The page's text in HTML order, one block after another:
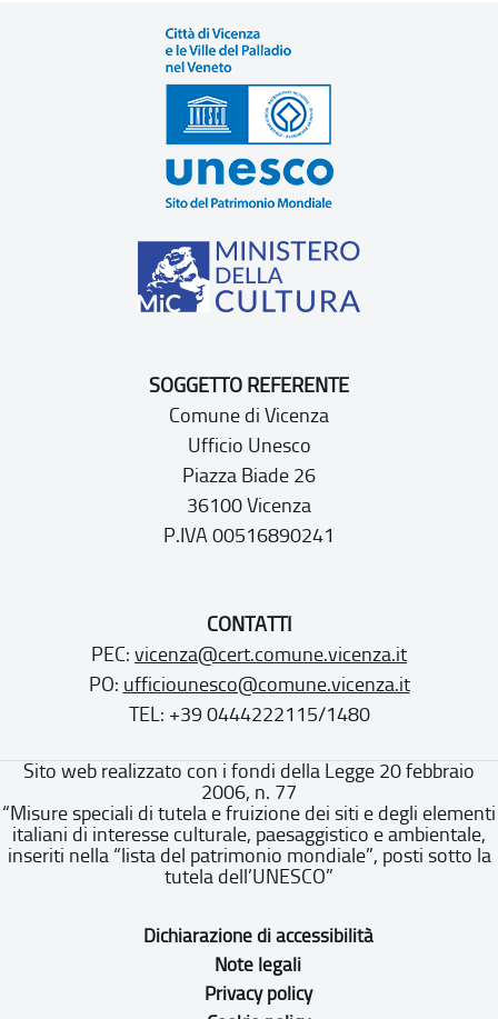
SOGGETTO REFERENTE
Comune di Vicenza
Ufficio Unesco
Piazza Biade 26
36100 Vicenza
P.IVA 00516890241
CONTATTI
PEC: vicenza@cert.comune.vicenza.it
PO: ufficiounesco@comune.vicenza.it
TEL: +39 0444222115/1480
Sito web realizzato con i fondi della Legge 20 febbraio
2006, n. 77
“Misure speciali di tutela e fruizione dei siti e degli elementi
italiani di interesse culturale, paesaggistico e ambientale,
inseriti nella “lista del patrimonio mondiale”, posti sotto la
tutela dell’UNESCO”
Dichiarazione di accessibilità
Note legali
Privacy policy